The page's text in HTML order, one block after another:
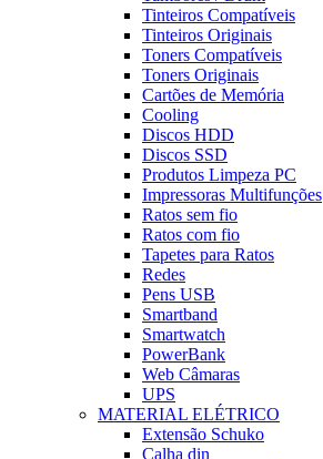
Tinteiros Compatíveis
Tinteiros Originais
Toners Compatíveis
Toners Originais
Cartões de Memória
Cooling
Discos HDD
Discos SSD
Produtos Limpeza PC
Impressoras Multifunções
Ratos sem fio
Ratos com fio
Tapetes para Ratos
Redes
Pens USB
Smartband
Smartwatch
PowerBank
Web Câmaras
UPS
MATERIAL ELÉTRICO
Extensão Schuko
Calha din